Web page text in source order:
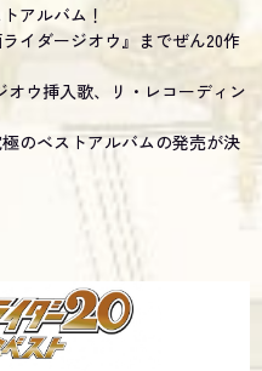
アルバム！
イダージオウ』までぜん20作
ウ挿入歌、リ・レコーディン
のベストアルバムの発売が決